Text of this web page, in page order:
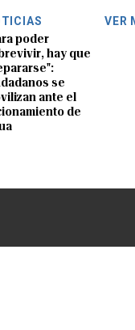
poder
hay que
se
ante el
de
VER